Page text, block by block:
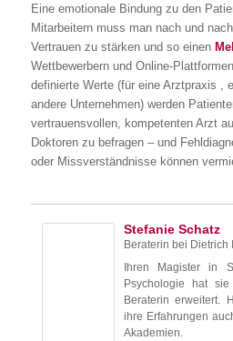
Eine emotionale Bindung zu den
Mitarbeitern muss man nach und
Vertrauen zu stärken und so einen
Wettbewerbern und Online-
definierte Werte (für eine Arztpraxis ,
andere Unternehmen) werden
vertrauensvollen, kompetenten Arzt
Doktoren zu befragen – und
oder Missverständnisse können
Stefanie Schatz
Beraterin bei Dietrich
Ihren Magister in
Psychologie hat
Beraterin erweitert.
ihre Erfahrungen
Akademien.